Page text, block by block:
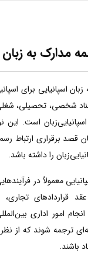
مدارک به زبان
اسپانیایی برای
شخصی، تحصیلی،
است. این
قصد برقراری ارتباط
را داشته باشد.
معمولاً در
قراردادهای تجاری،
امور اداری
ترجمه شوند که از
باشند.